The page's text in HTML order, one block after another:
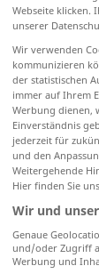
>
Webseite klicken.
unserer
Wir verwenden
kommunizieren
der statistischen
immer auf Ihrem
Werbung dienen,
Einverständnis
jederzeit für
und den
Weitergehende
Hier finden Sie
Wir und
Genaue
und/oder Zugriff
Werbung und